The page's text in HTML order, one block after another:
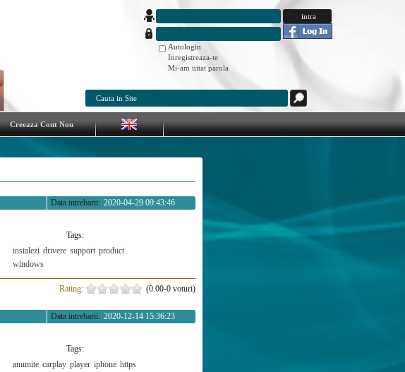
Autologin
Inregistreaza-te
Mi-am uitat parola
Creeaza Cont Nou
2020-04-29 09:43:46
Data intrebarii:
Tags:
instalezi drivere support product
windows
(0.00-0 voturi)
Rating:
2020-12-14 15:36:23
Data intrebarii:
Tags:
anumite carplay player iphone https